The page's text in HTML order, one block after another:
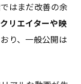
はまだ改善の余
リエイターや映
り、一般公開は